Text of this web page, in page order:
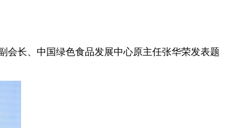
长、中国绿色食品发展中心原主任张华荣发表题